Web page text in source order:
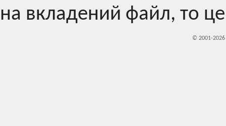
на вкладений файл, то
© 2001-2026